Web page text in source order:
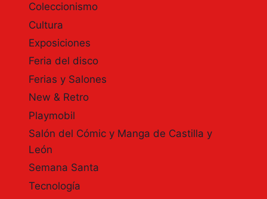
Coleccionismo
Cultura
Exposiciones
Feria del disco
Ferias y Salones
New & Retro
Playmobil
Salón del Cómic y Manga de Castilla y
León
Semana Santa
Tecnología